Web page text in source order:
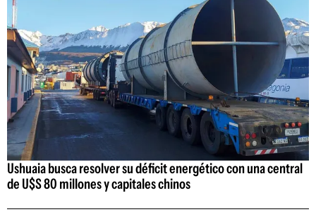
Ushuaia busca resolver su déficit energético con una central
de U$S 80 millones y capitales chinos